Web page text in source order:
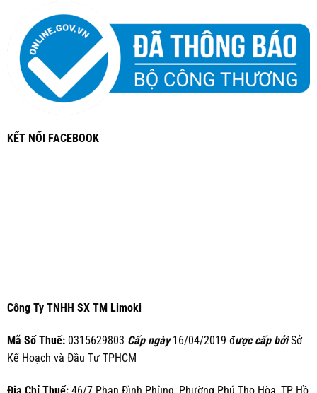
KẾT NỐI FACEBOOK
Công Ty TNHH SX TM Limoki
Mã Số Thuế:0315629803 Cấp ngày16/04/2019 được cấp bởiSở
Kế Hoạch và Đầu Tư TPHCM
Địa Chỉ Thuế:46/7 Phan Đình Phùng, Phường Phú Thọ Hòa, TP Hồ